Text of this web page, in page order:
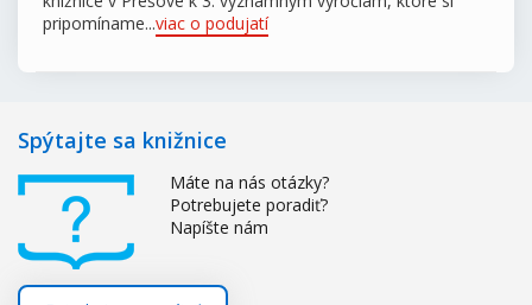
pripomíname...viac o podujatí
Spýtajte sa knižnice
Máte na nás otázky?
Potrebujete poradiť?
Napíšte nám